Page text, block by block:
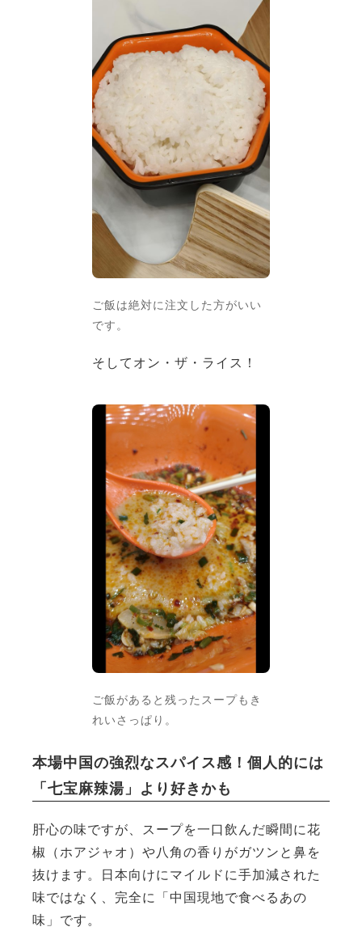
ご飯は絶対に注文した方がいい
です。
そしてオン・ザ・ライス！
ご飯があると残ったスープもき
れいさっぱり。
本場中国の強烈なスパイス感！個人的には
「七宝麻辣湯」より好きかも
肝心の味ですが、スープを一口飲んだ瞬間に花
椒（ホアジャオ）や八角の香りがガツンと鼻を
抜けます。日本向けにマイルドに手加減された
味ではなく、完全に「中国現地で食べるあの
味」です。